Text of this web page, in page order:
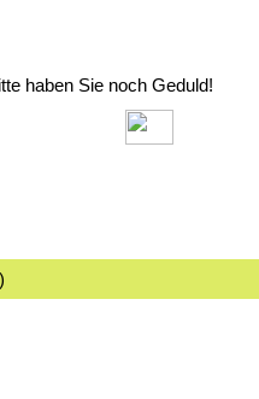
haben Sie noch Geduld!